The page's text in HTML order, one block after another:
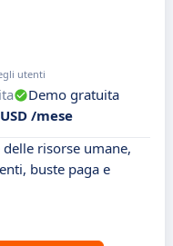
utenti
Demo gratuita
/mese
risorse umane,
buste paga e